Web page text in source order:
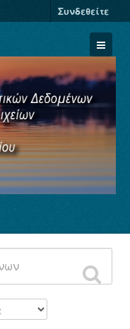
Συνδεθείτε